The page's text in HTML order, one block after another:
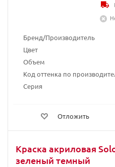
Бренд/Производитель
Цвет
Объем
Код оттенка по
Серия
Отложить
Краска акриловая
зеленый темный